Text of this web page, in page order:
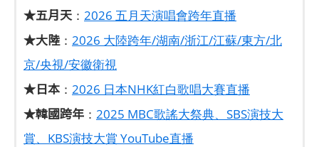
★五月天： 2026 五月天演唱會跨年直播
★大陸： 2026 大陸跨年/湖南/浙江/江蘇/東方/北
京/央視/安徽衛視
★日本 ： 2026 日本NHK紅白歌唱大賽直播
★韓國跨年 ： 2025 MBC歌謠大祭典、SBS演技大
賞、KBS演技大賞 YouTube直播